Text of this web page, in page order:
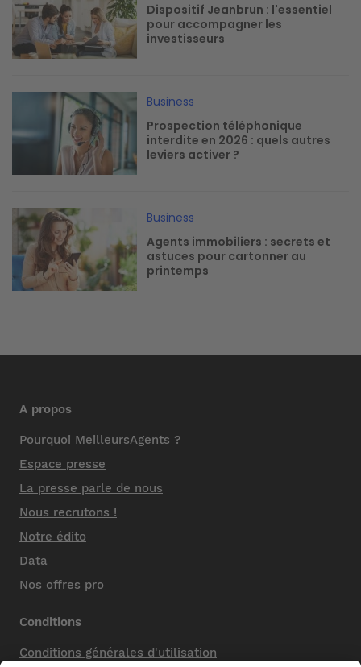
Dispositif Jeanbrun : l'essentiel
pour accompagner les
investisseurs
Image
Business
Prospection téléphonique
interdite en 2026 : quels autres
leviers activer ?
Image
Business
Agents immobiliers : secrets et
astuces pour cartonner au
printemps
A propos
Pourquoi MeilleursAgents ?
Espace presse
La presse parle de nous
Nous recrutons !
Notre édito
Data
Nos offres pro
Conditions
Conditions générales d'utilisation